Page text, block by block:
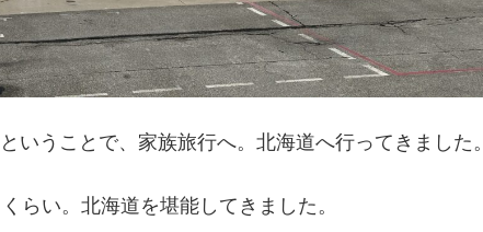
いうことで、家族旅行へ。北海道へ行ってきました。
らい。北海道を堪能してきました。